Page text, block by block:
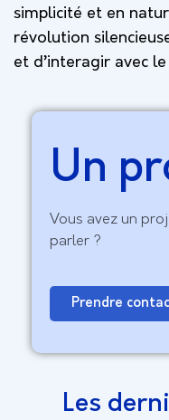
simplicité et en
révolution
et d’interagir avec
Un
Vous avez un
parler ?
Prendre
Les